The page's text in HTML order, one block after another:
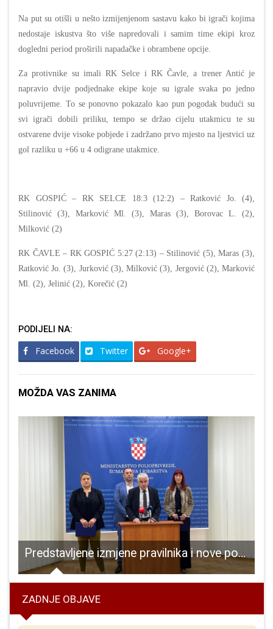
Na put su otišli u nešto izmijenjenom sastavu kako bi igrači kojima
nedostaje iskustva što više napredovali i samim time ekipi kroz
dogledni period proširili napadačke i obrambene opcije.
Za protivnike suimali RK Selce i RK Čavle, a trener Antić je
napravio dvije podjednake ekipe koje su igrale svaka po jedno
poluvrijeme. To se ponovno pokazalo kao pun pogodak budući su
svi igrači dobili priliku, tempo se držao cijelu utakmicu te su
ostvarene dvije visoke pobjede i zadržano prvo mjesto na ljestvici uz
gol razliku u +66 u 4 odigrane utakmice.
RK GOSPIĆ – RK SELCE 18:3 (12:2) – Ratković Jo. (4),
Stilinović (3), Marković Ml. (3), Maras (3), Borovac L. (2),
Milković (2)
RK ČAVLE – RK GOSPIĆ 5:27 (2:13) – Stilinović (5), Maras (3),
Ratković Jo. (3), Jurković (3), Milković (3), Jergović (2), Marković
Ml. (2), Jelinić (2), Korečić (2)
PODIJELI NA:
Facebook Twitter Google+
MOŽDA VAS ZANIMA
Predstavljene izmjene pravilnika i nove potpore za poljoprivrednike
ZADNJE OBJAVE